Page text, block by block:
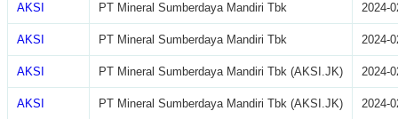
AKSI PT Mineral Sumberdaya Mandiri Tbk 2024-
AKSI PT Mineral Sumberdaya Mandiri Tbk 2024-
AKSI PT Mineral Sumberdaya Mandiri Tbk (AKSI.JK) 2024-
AKSI PT Mineral Sumberdaya Mandiri Tbk (AKSI.JK) 2024-